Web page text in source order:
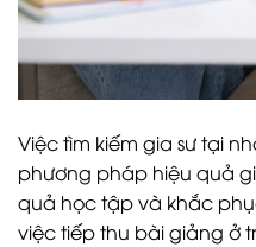
Việc tìm kiếm gia sư tại
phương pháp hiệu quả
quả học tập và khắc
việc tiếp thu bài giảng ở